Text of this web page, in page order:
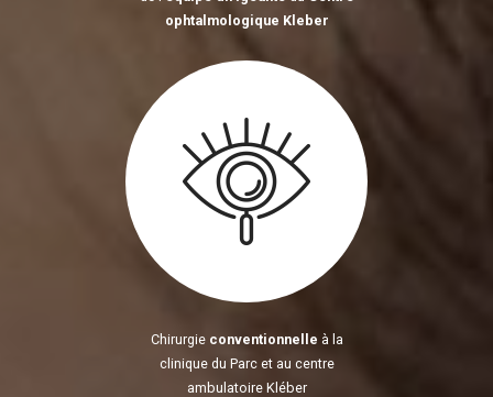
ophtalmologique Kleber
Chirurgie conventionnelle à la
clinique du Parc et au centre
ambulatoire Kléber